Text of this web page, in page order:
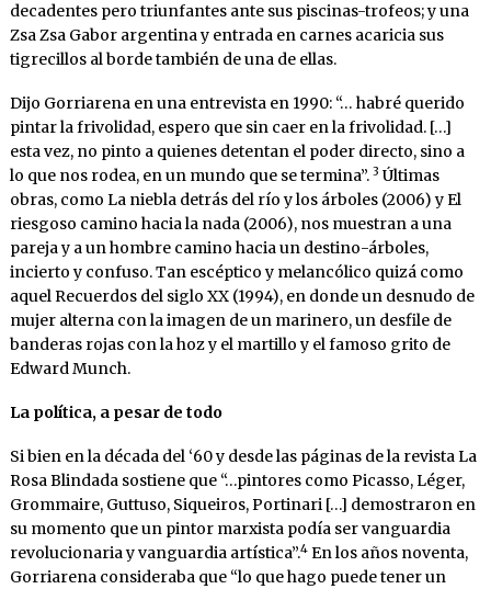
decadentes pero triunfantes ante sus piscinas-trofeos; y una
Zsa Zsa Gabor argentina y entrada en carnes acaricia sus
tigrecillos al borde también de una de ellas.
Dijo Gorriarena en una entrevista en 1990: “… habré querido
pintar la frivolidad, espero que sin caer en la frivolidad. […]
esta vez, no pinto a quienes detentan el poder directo, sino a
lo que nos rodea, en un mundo que se termina”. 3 Últimas
obras, como La niebla detrás del río y los árboles (2006) y El
riesgoso camino hacia la nada (2006), nos muestran a una
pareja y a un hombre camino hacia un destino-árboles,
incierto y confuso. Tan escéptico y melancólico quizá como
aquel Recuerdos del siglo XX (1994), en donde un desnudo de
mujer alterna con la imagen de un marinero, un desfile de
banderas rojas con la hoz y el martillo y el famoso grito de
Edward Munch.
La política, a pesar de todo
Si bien en la década del ‘60 y desde las páginas de la revista La
Rosa Blindada sostiene que “…pintores como Picasso, Léger,
Grommaire, Guttuso, Siqueiros, Portinari […] demostraron en
su momento que un pintor marxista podía ser vanguardia
revolucionaria y vanguardia artística”.4En los años noventa,
Gorriarena consideraba que “lo que hago puede tener un